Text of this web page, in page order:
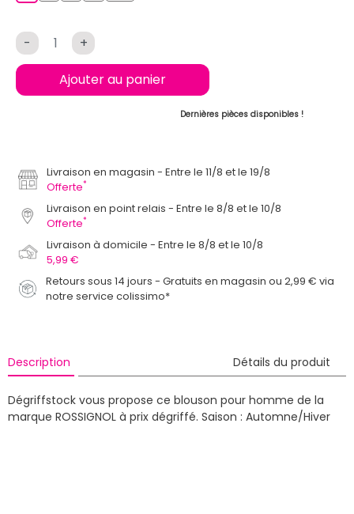
- +
Ajouter au panier
Dernières pièces disponibles !
Livraison en magasin
Entre le 11/8 et le 19/8
Offerte*
Livraison en point relais
Entre le 8/8 et le 10/8
Offerte*
Livraison à domicile
Entre le 8/8 et le 10/8
5,99 €
Retours sous 14 jours - Gratuits en magasin ou 2,99 € via
notre service colissimo*
Description Détails du produit
Dégriffstock vous propose ce blouson pour homme de la
marque ROSSIGNOL à prix dégriffé. Saison : Automne/Hiver